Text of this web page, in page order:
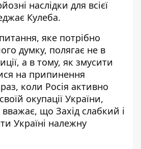
наслідки для всієї
Кулеба.
яке потрібно
думку, полягає не в
а в тому, як змусити
на припинення
коли Росія активно
окупації України,
вважає, що Захід слабкий і
Україні належну